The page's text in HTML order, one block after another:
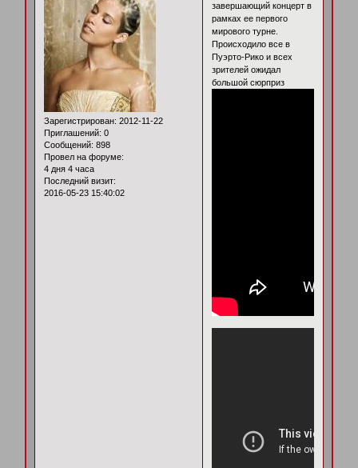
Зарегистрирован: 2012-11-22
Приглашений: 0
Сообщений: 898
Провел на форуме:
4 дня 4 часа
Последний визит:
2016-05-23 15:40:02
завершающий концерт в
рамках ее первого
мирового турне.
Происходило все в
Пуэрто-Рико и всех
зрителей ожидал
большой сюрприз